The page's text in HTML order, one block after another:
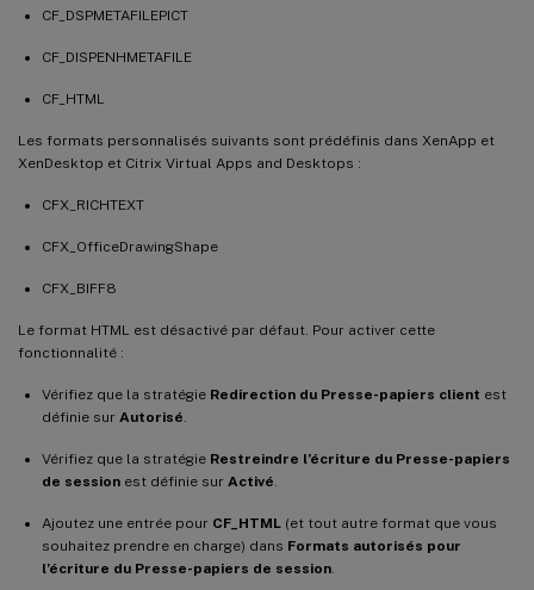
CF_DSPMETAFILEPICT
CF_DISPENHMETAFILE
CF_HTML
Les formats personnalisés suivants sont prédéfinis dans XenApp et
XenDesktop et Citrix Virtual Apps and Desktops :
CFX_RICHTEXT
CFX_OfficeDrawingShape
CFX_BIFF8
Le format HTML est désactivé par défaut. Pour activer cette
fonctionnalité :
Vérifiez que la stratégie Redirection du Presse-papiers client est
définie sur Autorisé
Vérifiez que la stratégie Restreindre l’écriture du Presse-papiers
de session est définie sur Activé
Ajoutez une entrée pour CF_HTML (et tout autre format que vous
souhaitez prendre en charge) dans Formats autorisés pour
l’écriture du Presse-papiers de session